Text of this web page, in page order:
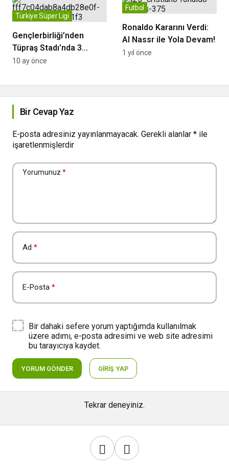
Fenerbahçe
Gençlerbirliği’nden
Tüpraş Stadı’nda 3
Dakikada Geri Döndü:
Türkiye Süper Ligi
10 ay önce
Ronaldo Kararını Verdi:
Al Nassr ile Yola Devam!
Futbol
1 yıl önce
Bir Cevap Yaz
E-posta adresiniz yayınlanmayacak. Gerekli alanlar * ile
işaretlenmişlerdir
Yorumunuz *
Ad *
E-Posta *
Bir dahaki sefere yorum yaptığımda kullanılmak
üzere adımı, e-posta adresimi ve web site adresimi
bu tarayıcıya kaydet.
YORUM GÖNDER GIRIŞ YAP
Tekrar deneyiniz.